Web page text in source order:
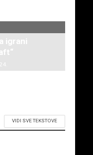
igrani
VIDI SVE TEKSTOVE